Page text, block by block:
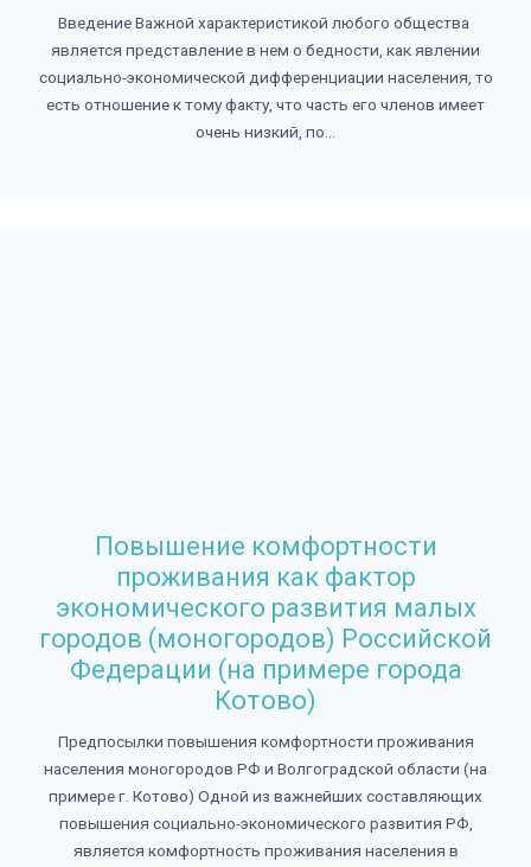
Введение Важной характеристикой любого общества
является представление в нем о бедности, как явлении
социально-экономической дифференциации населения, то
есть отношение к тому факту, что часть его членов имеет
очень низкий, по...
Повышение комфортности
проживания как фактор
экономического развития малых
городов (моногородов) Российской
Федерации (на примере города
Котово)
Предпосылки повышения комфортности проживания
населения моногородов РФ и Волгоградской области (на
примере г. Котово) Одной из важнейших составляющих
повышения социально-экономического развития РФ,
является комфортность проживания населения в